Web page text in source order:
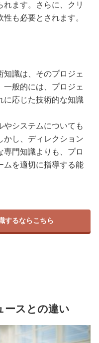
ます。さらに、クリ
も必要とされます。
知識は、そのプロジェ
一般的には、プロジェ
に応じた技術的な知識
やシステムについても
かし、ディレクション
門知識よりも、プロ
ムを適切に指導する能
するならこちら
ースとの違い